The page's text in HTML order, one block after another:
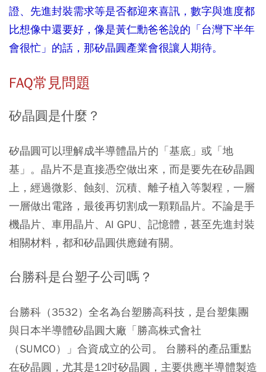
證、先進封裝需求等是否都迎來喜訊，數字與進度都
比想像中還要好，像是黃仁勳爸爸說的「台灣下半年
會很忙」的話，那矽晶圓產業會很讓人期待。
FAQ常見問題
矽晶圓是什麼？
矽晶圓可以理解成半導體晶片的「基底」或「地
基」。晶片不是直接憑空做出來，而是要先在矽晶圓
上，經過微影、蝕刻、沉積、離子植入等製程，一層
一層做出電路，最後再切割成一顆顆晶片。不論是手
機晶片、車用晶片、AI GPU、記憶體，甚至先進封裝
相關材料，都和矽晶圓供應鏈有關。
台勝科是台塑子公司嗎？
台勝科（3532）全名為台塑勝高科技，是台塑集團
與日本半導體矽晶圓大廠「勝高株式會社
（SUMCO）」合資成立的公司。 台勝科的產品重點
在矽晶圓，尤其是12吋矽晶圓，主要供應半導體製造